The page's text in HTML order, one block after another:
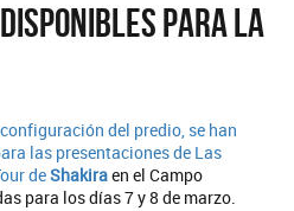
para la
del predio, se han
las presentaciones de Las
deShakiraen el Campo
para los días 7 y 8 de marzo.